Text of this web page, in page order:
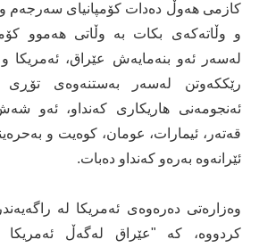
کازمی هەوڵ دەدات کۆمپانیای سەرجەم
و وڵاتەکەی بکات بە وڵاتی هەموو
لەسەر ئەو بنەمایەش عێراق، ئەمریکا
رێککەوتن لەسەر بەستنەوەی تۆڕی
ئەنجومەنی هاریکاری کەنداو، ئەو
قەتەر، ئیمارات، عومان، کوەیت و
ئێرانەوە بەرەو کەنداو دەبات.
وەزارەتی دەرەوەی ئەمریکا لە
کردووە، کە "عێراق لەگەڵ